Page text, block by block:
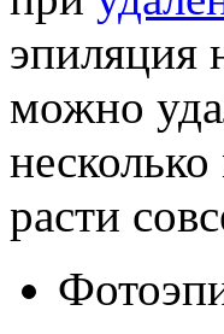
эпиляция
можно
расти